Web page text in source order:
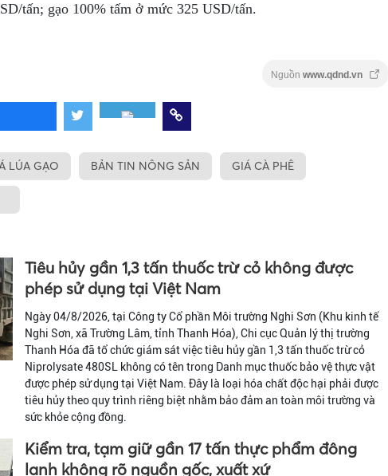
tấn; gạo 100% tấm ở mức 325 USD/tấn.
Nguồn www.qdnd.vn
LÚA GẠO BẢN TIN NÔNG SẢN GIÁ CÀ PHÊ
Tiêu hủy gần 1,3 tấn thuốc trừ cỏ không được
phép sử dụng tại Việt Nam
Ngày 04/8/2026, tại Công ty Cổ phần Môi trường Nghi Sơn (Khu kinh tế
Nghi Sơn, xã Trường Lâm, tỉnh Thanh Hóa), Chi cục Quản lý thị trường
Thanh Hóa đã tổ chức giám sát việc tiêu hủy gần 1,3 tấn thuốc trừ cỏ
Niprolysate 480SL không có tên trong Danh mục thuốc bảo vệ thực vật
được phép sử dụng tại Việt Nam. Đây là loại hóa chất độc hại phải được
tiêu hủy theo quy trình riêng biệt nhằm bảo đảm an toàn môi trường và
sức khỏe cộng đồng.
Kiểm tra, tạm giữ gần 17 tấn thực phẩm đông
lạnh không rõ nguồn gốc, xuất xứ